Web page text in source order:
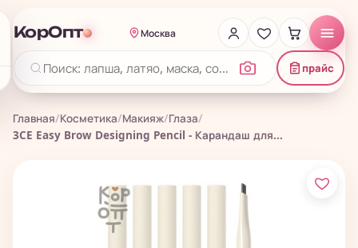
КорОпт Москва
прайс
Главная/Косметика/Макияж/Глаза/
3CE Easy Brow Designing Pencil - Карандаш для...